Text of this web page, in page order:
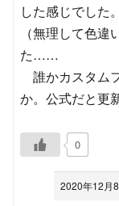
した感じでした。
（無理して色
た……
誰かカスタム
か。公式だと更
0
2020年12月